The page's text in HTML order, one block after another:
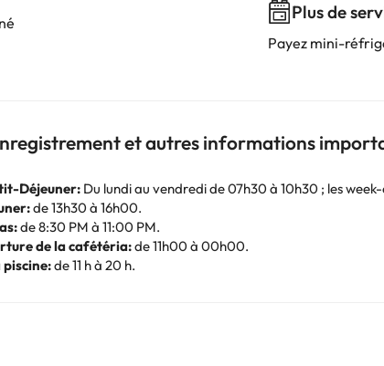
Plus de
Payez mini-
et autres informations
Déjeuner: Du lundi au vendredi de 07h30 à 10h30 ; les
de 13h30 à 16h00.
de 8:30 PM à 11:00 PM.
de la cafétéria:de 11h00 à 00h00.
de 11 h à 20 h.